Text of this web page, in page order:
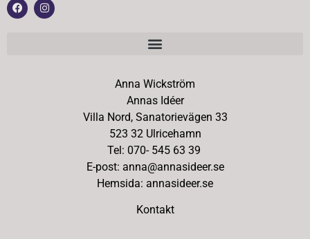
Anna Wickström
Annas Idéer
Villa Nord, Sanatorievägen 33
523 32 Ulricehamn
Tel: 070- 545 63 39
E-post: anna@annasideer.se
Hemsida: annasideer.se
Kontakt